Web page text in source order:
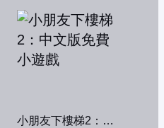
小朋友下樓梯2：中文版